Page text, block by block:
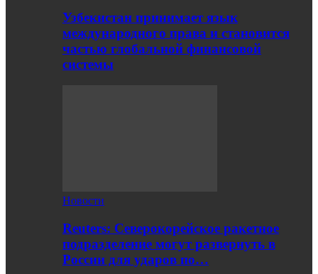
Узбекистан принимает язык
международного права и становится
частью глобальной финансовой
системы
Новости
Reuters: Северокорейское ракетное
подразделение могут развернуть в
России для ударов по…